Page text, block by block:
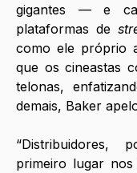
gigantes — e
plataformas de
como ele próprio
que os cineastas
telonas,
demais, Baker
“Distribuidores,
primeiro lugar